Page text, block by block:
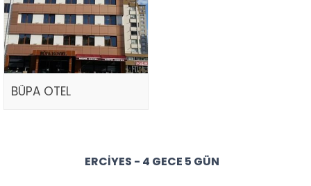
BÜPA OTEL
ERCIYES - 4 GECE 5 GÜN